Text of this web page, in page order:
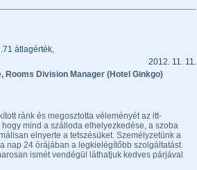
átlagérték,
2012. 11. 11.
Rooms Division Manager (Hotel Ginkgo)
ránk és megosztotta véleményét az itt-
mind a szálloda elhelyezkedése, a szoba
elnyerte a tetszésüket. Személyzetünk a
nap 24 órájában a legkielégítőbb szolgáltatást
ismét vendégül láthatjuk kedves párjával